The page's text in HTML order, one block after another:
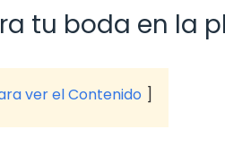
tu boda en la
ver el Contenido